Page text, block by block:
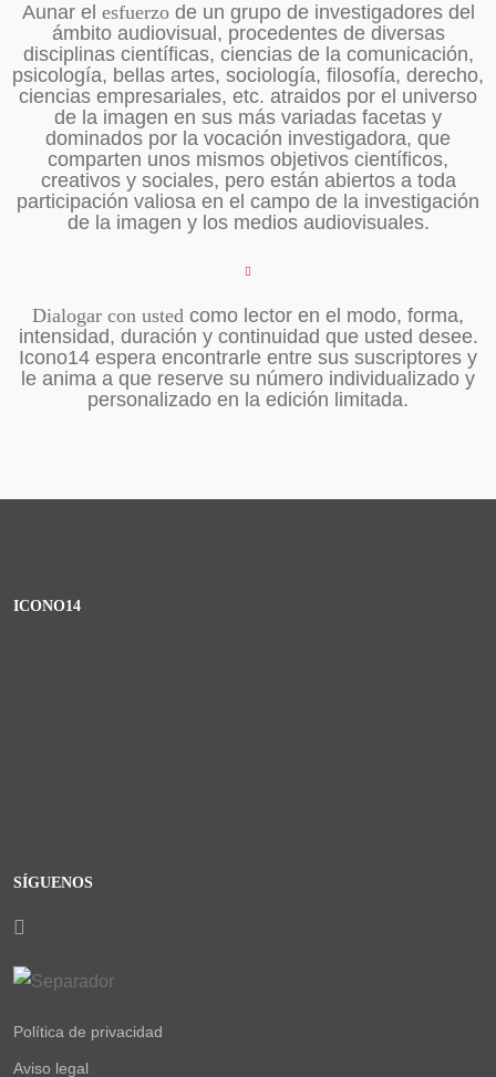
Aunar el esfuerzode un grupo de investigadores del
ámbito audiovisual, procedentes de diversas
disciplinas científicas, ciencias de la comunicación,
psicología, bellas artes, sociología, filosofía, derecho,
ciencias empresariales, etc. atraidos por el universo
de la imagen en sus más variadas facetas y
dominados por la vocación investigadora, que
comparten unos mismos objetivos científicos,
creativos y sociales, pero están abiertos a toda
participación valiosa en el campo de la investigación
de la imagen y los medios audiovisuales.
Dialogar con usted como lector en el modo, forma,
intensidad, duración y continuidad que usted desee.
Icono14 espera encontrarle entre sus suscriptores y
le anima a que reserve su número individualizado y
personalizado en la edición limitada.
ICONO14
SÍGUENOS
Política de privacidad
Aviso legal